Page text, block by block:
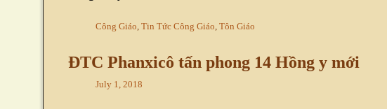
Công Giáo, Tin Tức Công Giáo, Tôn Giáo
ĐTC Phanxicô tấn phong 14 Hồng y mới
July 1, 2018